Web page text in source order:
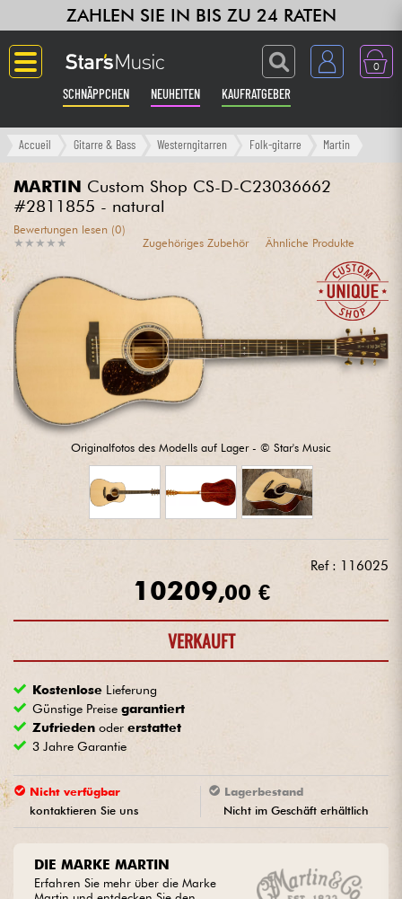
ZAHLEN SIE IN BIS ZU 24 RATEN
0
SCHNÄPPCHEN NEUHEITEN KAUFRATGEBER
Langue
Gitarre & Bass
Verstärker & Effekte
Klaviere & Piano
Synths & samplers
Studio
Kopfhörer
Mikros
Drums
Blasinstrumente
Violinen & Quartett
Kinder
Accueil Gitarre & Bass Westerngitarren Folk-gitarre Martin
MARTIN Custom Shop CS-D-C23036662
#2811855 - natural
★ ★ ★ ★ ★
★ ★ ★ ★ ★
Bewertungen lesen (0)
Zugehöriges Zubehör
Ähnliche Produkte
Originalfotos des Modells auf Lager - © Star's Music
Ref : 116025
10209,00 €
VERKAUFT
Kostenlose Lieferung
Günstige Preisegarantiert
Zufrieden odererstattet
3 Jahre Garantie
Nicht verfügbar
kontaktieren Sie uns
Lagerbestand
Nicht im Geschäft erhältlich
DIE MARKE MARTIN
Erfahren Sie mehr über die Marke